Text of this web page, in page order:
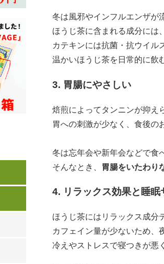
冬は風邪やインフルエンザが
ほうじ茶に含まれる成分には
カテキンには抗菌・抗ウイル
温かいほうじ茶を日常的に飲
3. 胃腸にやさしい
焙煎によってタンニンが抑え
胃への刺激が少なく、食後の
冬は忘年会や新年会などで食
そんなとき、 胃腸をいたわり
4. リラックス効果と睡眠
ほうじ茶にはリラックス成分
カフェイン量が少ないため、
冷えやストレスで寝つきが悪